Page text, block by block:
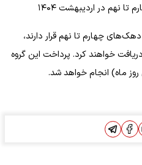
نهم در اردیبهشت ۱۴۰۴
چهارم تا نهم قرار دارند،
نفر دریافت خواهند کرد. پرداخت این گروه